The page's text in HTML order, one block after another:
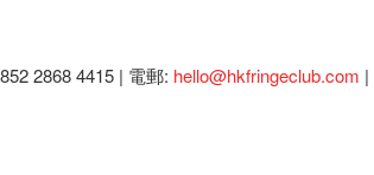
2868 4415 | 電郵: hello@hkfringeclub.com |